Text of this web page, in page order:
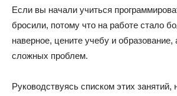
Если вы начали учиться
бросили, потому что на работе стало
наверное, цените учебу и
сложных проблем.
Руководствуясь списком этих занятий,